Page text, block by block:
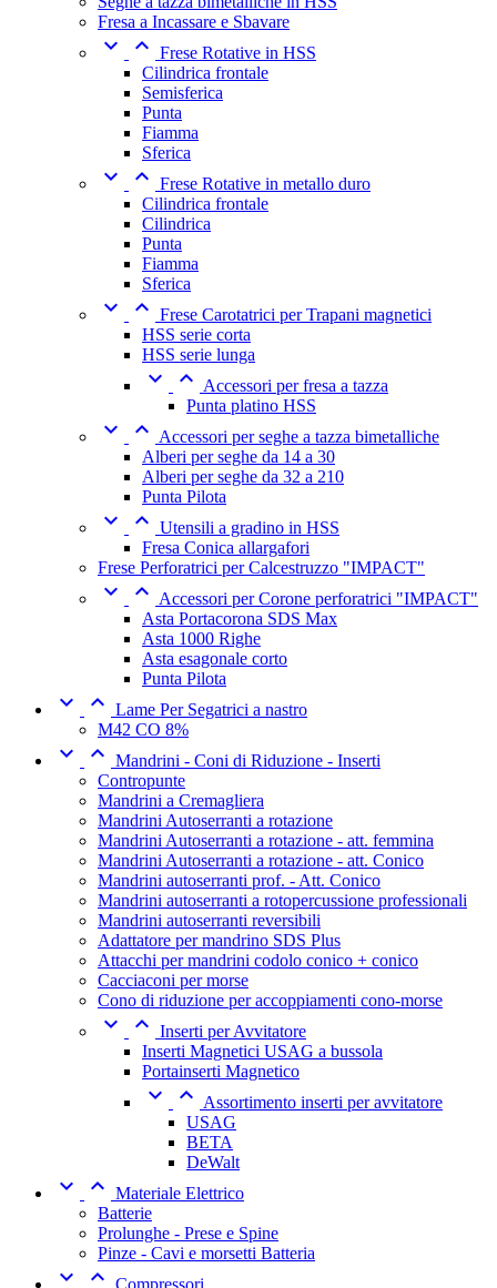
Fresa a Incassare e Sbavare
  Frese Rotative in HSS
Cilindrica frontale
Semisferica
Punta
Fiamma
Sferica
  Frese Rotative in metallo duro
Cilindrica frontale
Cilindrica
Punta
Fiamma
Sferica
  Frese Carotatrici per Trapani magnetici
HSS serie corta
HSS serie lunga
  Accessori per fresa a tazza
Punta platino HSS
  Accessori per seghe a tazza bimetalliche
Alberi per seghe da 14 a 30
Alberi per seghe da 32 a 210
Punta Pilota
  Utensili a gradino in HSS
Fresa Conica allargafori
Frese Perforatrici per Calcestruzzo "IMPACT"
  Accessori per Corone perforatrici "IMPACT"
Asta Portacorona SDS Max
Asta 1000 Righe
Asta esagonale corto
Punta Pilota
  Lame Per Segatrici a nastro
M42 CO 8%
  Mandrini - Coni di Riduzione - Inserti
Contropunte
Mandrini a Cremagliera
Mandrini Autoserranti a rotazione
Mandrini Autoserranti a rotazione - att. femmina
Mandrini Autoserranti a rotazione - att. Conico
Mandrini autoserranti prof. - Att. Conico
Mandrini autoserranti a rotopercussione professionali
Mandrini autoserranti reversibili
Adattatore per mandrino SDS Plus
Attacchi per mandrini codolo conico + conico
Cacciaconi per morse
Cono di riduzione per accoppiamenti cono-morse
  Inserti per Avvitatore
Inserti Magnetici USAG a bussola
Portainserti Magnetico
  Assortimento inserti per avvitatore
USAG
BETA
DeWalt
  Materiale Elettrico
Batterie
Prolunghe - Prese e Spine
Pinze - Cavi e morsetti Batteria
  Compressori